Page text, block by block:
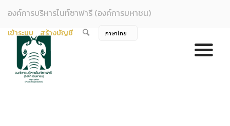
องค์การบริหารไนท์ซาฟารี (องค์การมหาชน)
เข้าระบบ สร้างบัญชี